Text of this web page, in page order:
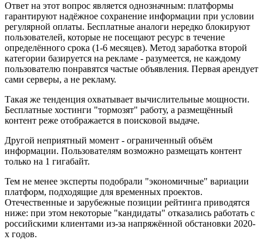
Ответ на этот вопрос является однозначным: платформы
гарантируют надёжное сохранение информации при условии
регулярной оплаты. Бесплатные аналоги нередко блокируют
пользователей, которые не посещают ресурс в течение
определённого срока (1-6 месяцев). Метод заработка второй
категории базируется на рекламе - разумеется, не каждому
пользователю понравятся частые объявления. Первая арендует
сами серверы, а не рекламу.
Такая же тенденция охватывает вычислительные мощности.
Бесплатные хостинги "тормозят" работу, а размещённый
контент реже отображается в поисковой выдаче.
Другой неприятный момент - ограниченный объём
информации. Пользователям возможно размещать контент
только на 1 гигабайт.
Тем не менее эксперты подобрали "экономичные" вариации
платформ, подходящие для временных проектов.
Отечественные и зарубежные позиции рейтинга приводятся
ниже: при этом некоторые "кандидаты" отказались работать с
российскими клиентами из-за напряжённой обстановки 2020-
х годов.